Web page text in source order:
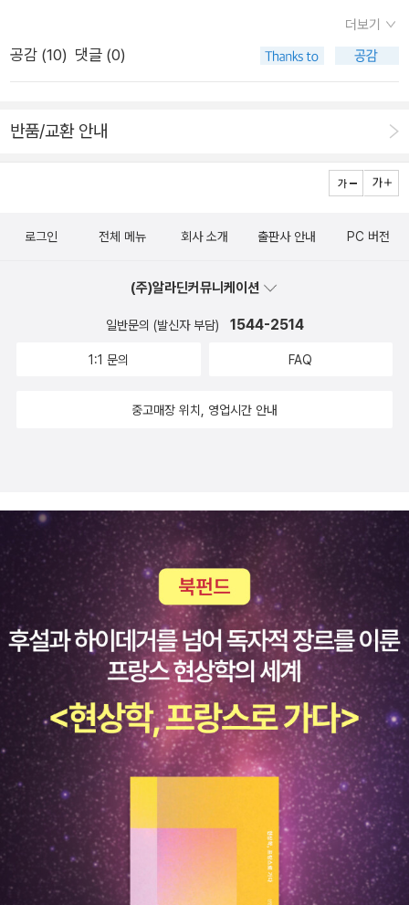
송을 보고 싶게 만드는 책이었다. 서양미술을 부담 없이 접하고
책을 제공받아 직접 읽고 작성했습니다.
다. 1차 세계대전, 스페인 내전, 2차 세계대전, 6·25전쟁까지 목
전쟁과 평화>보다 1년 먼저 그려진 <한국에서의 학살>이라
는 작품인데 여기서는 ‘한국‘이라는 단어가제목에 직접적으로 등
장한다.<한국에서의 학살>에서 그림 왼쪽을 보면 지금 벌거벗
거나 체념한 듯 서 있다.반면, 이들의 반대편에는 인간이라기보다
은 구도를 갖고 있다. 글을 읽을 때 왼쪽에서 오른쪽으로 읽는 것
처럼 그림 역시 왼쪽에 희생자를 둠으로써 우리의 시선이 희생자
라고볼 수 있다.고야의 그림이 학살을 사실적으로 다루고 있다
에는 만삭의 여성이 있는데 당시 임신 중이었던 피카소의 연인 프
랑수아 질로Françoise Gilot를 소재로 하였다는 이야기가 있다.
정말 피카소가 만삭인 자신의 연인의 모습을 이 그림에 담은 것이
라면 그만큼 6·25전쟁에 깊이 감정 이입했다는 징표일 것이다.역
사적으로 전쟁의 공포는 더욱 심해지고 있었다. 6·25전쟁 때 한
반도에서 쏜 총탄의 양이 2차 세계대전 때 전 세계에서 봤던 총탄
의 양과 비슷했고 6·25전쟁에서는 게르니카 학살 당시의 공습 수
준을 훨씬 뛰어넘어한번 폭격할 때 900~1,000대 가까이 비행기
를 띄웠을 정도로 전쟁이 심화했다.
낌도 전혀 들지 않는다. 파레하는 벨라스케스의 조수이기도 했
다. 파레하의 재능을 알아본 벨라스케스는 자유민 신분으로 그
절 관습과 편견을 깨고 자신의 하인까지도 위엄과 개성 있는 인물
로 그려 낸 벨라스케스의 시선은 정말 놀랍다는 말로도 부족하다.
더보기
공감 (10) 댓글 (0)
반품/교환 안내
로그인 전체 메뉴 회사 소개 출판사 안내 PC 버전
(주)알라딘커뮤니케이션
일반문의 (발신자 부담) 1544-2514
1:1 문의 FAQ
중고매장 위치, 영업시간 안내